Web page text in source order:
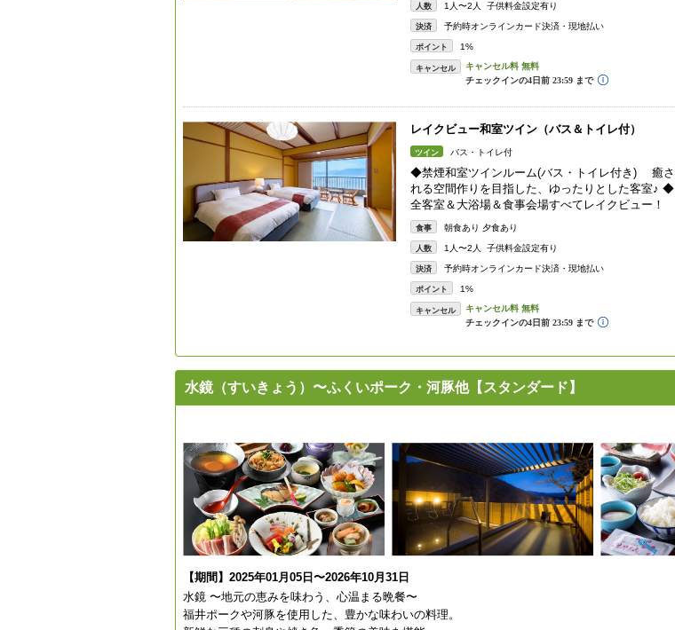
人数 1人〜2人 子供料金設定有り
決済 予約時オンラインカード決済・現地払い
ポイント 1%
キャンセル
レイクビュー和室ツイン（バス＆トイレ付）
ツイン バス・トイレ付
◆禁煙和室ツインルーム(バス・トイレ付き) 癒さ
れる空間作りを目指した、ゆったりとした客室♪ ◆
全客室＆大浴場＆食事会場すべてレイクビュー！
食事 朝食あり 夕食あり
人数 1人〜2人 子供料金設定有り
決済 予約時オンラインカード決済・現地払い
ポイント 1%
キャンセル
水鏡（すいきょう）〜ふくいポーク・河豚他【スタンダード】
【期間】2025年01月05日〜2026年10月31日
水鏡 〜地元の恵みを味わう、心温まる晩餐〜
福井ポークや河豚を使用した、豊かな味わいの料理。